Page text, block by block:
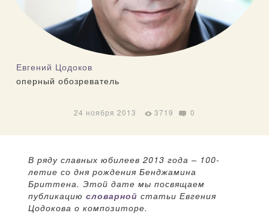
Евгений Цодоков
оперный обозреватель
24 ноября 2013 3719 0
В ряду славных юбилеев 2013 года – 100-
летие со дня рождения Бенджамина
Бриттена. Этой дате мы посвящаем
публикацию словарной статьи Евгения
Цодокова о композиторе.